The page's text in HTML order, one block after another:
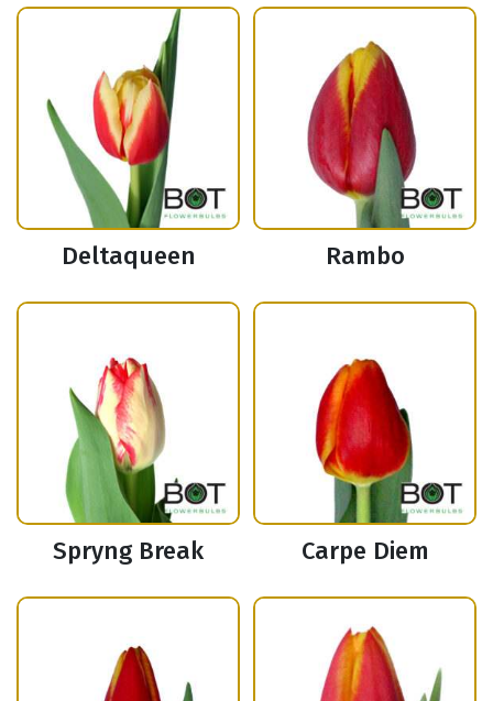
Deltaqueen Rambo
Spryng Break Carpe Diem